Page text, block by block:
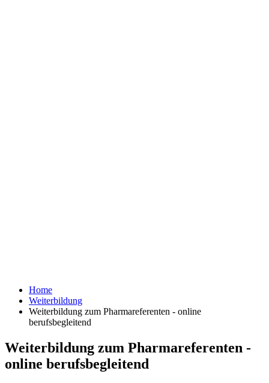
Home
Weiterbildung
Weiterbildung zum Pharmareferenten - online
berufsbegleitend
Weiterbildung zum Pharmareferenten -
online berufsbegleitend